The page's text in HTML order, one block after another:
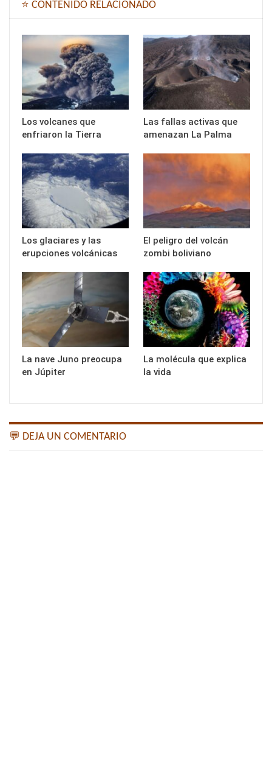
⭐ CONTENIDO RELACIONADO
Los volcanes que
enfriaron la Tierra
Las fallas activas que
amenazan La Palma
Los glaciares y las
erupciones volcánicas
El peligro del volcán
zombi boliviano
La nave Juno preocupa
en Júpiter
La molécula que explica
la vida
💬 DEJA UN COMENTARIO